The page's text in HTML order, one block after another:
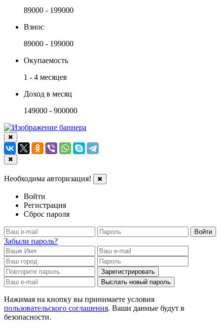
89000 - 199000
Взнос
89000 - 199000
Окупаемость
1 - 4 месяцев
Доход в месяц
149000 - 900000
✖
✖
Необходима авторизация! ✖
Войти
Регистрация
Сброс пароля
Войти
Забыли пароль?
Зарегистрировать
Выслать новый пароль
Нажимая на кнопку вы принимаете условия
пользовательского соглашения. Ваши данные будут в
безопасности.